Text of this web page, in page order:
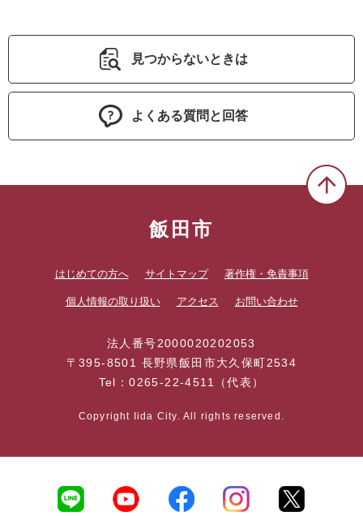
見つからないときは
よくある質問と回答
飯田市
はじめての方へ サイトマップ 著作権・免責事項
個人情報の取り扱い アクセス お問い合わせ
法人番号2000020202053
〒395-8501 長野県飯田市大久保町2534
Tel：0265-22-4511（代表）
Copyright Iida City. All rights reserved.